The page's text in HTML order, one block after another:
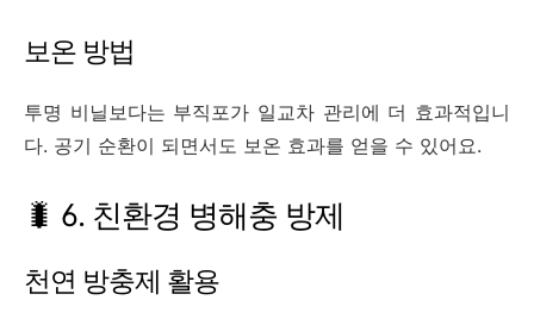
보온 방법
투명 비닐보다는 부직포가 일교차 관리에 더 효과적입니
다. 공기 순환이 되면서도 보온 효과를 얻을 수 있어요.
🐛 6. 친환경 병해충 방제
천연 방충제 활용